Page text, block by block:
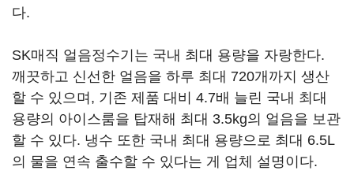
다.
SK매직 얼음정수기는 국내 최대 용량을 자랑한다.
깨끗하고 신선한 얼음을 하루 최대 720개까지 생산
할 수 있으며, 기존 제품 대비 4.7배 늘린 국내 최대
용량의 아이스룸을 탑재해 최대 3.5kg의 얼음을 보관
할 수 있다. 냉수 또한 국내 최대 용량으로 최대 6.5L
의 물을 연속 출수할 수 있다는 게 업체 설명이다.